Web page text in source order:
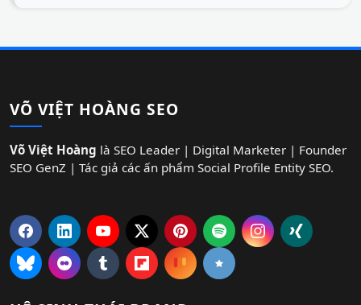
VÕ VIỆT HOÀNG SEO
Võ Việt Hoàng là SEO Leader | Digital Marketer | Founder
SEO GenZ | Tác giả các ấn phẩm Social Profile Entity SEO.